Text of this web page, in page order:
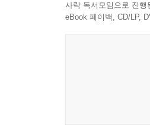
사락 독서모임으로 진
eBook 페이백, CD/LP,